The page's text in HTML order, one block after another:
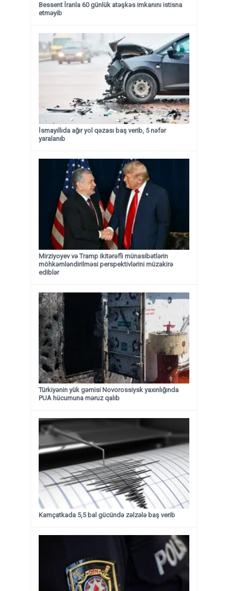
Bessent İranla 60 günlük atəşkəs imkanını istisna
etməyib
İsmayıllıda ağır yol qəzası baş verib, 5 nəfər
yaralanıb
Mirziyoyev və Tramp ikitərəfli münasibətlərin
möhkəmləndirilməsi perspektivlərini müzakirə
ediblər
Türkiyənin yük gəmisi Novorossiysk yaxınlığında
PUA hücumuna məruz qalıb
Kamçatkada 5,5 bal gücündə zəlzələ baş verib